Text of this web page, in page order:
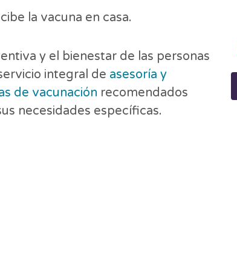
la vacuna en casa.
y el bienestar de las personas
integral de asesoría y
de vacunación recomendados
necesidades específicas.